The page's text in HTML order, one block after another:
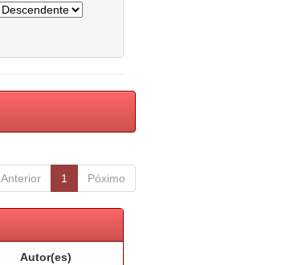
Anterior 1 Póximo
Autor(es)